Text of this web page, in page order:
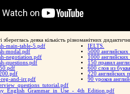
збереглась деяка кількість різноманітних
main-table-5.pdf
modal.pdf
negotiation.pdf
questions.pdf
reg-and-irr.pdf
IELTS.
5000
1000 английских
150 правил
600 слов из
220 английских
90 уроков
_4th_Edition.pdf